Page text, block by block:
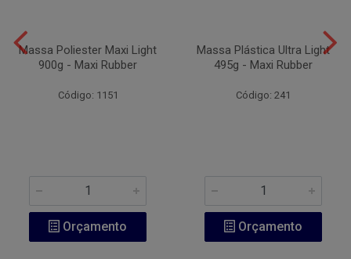
Massa Poliester Maxi Light
900g - Maxi Rubber
Código: 1151
Orçamento
Massa Plástica Ultra Light
495g - Maxi Rubber
Código: 241
Orçamento